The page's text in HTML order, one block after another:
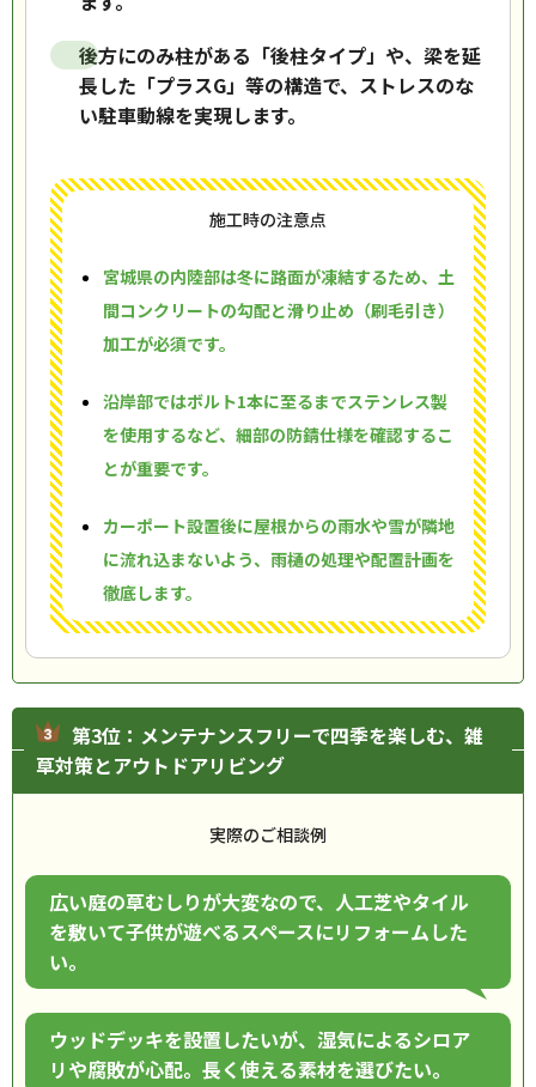
後方にのみ柱がある「後柱タイプ」や、梁を延
長した「プラスG」等の構造で、ストレスのな
い駐車動線を実現します。
施工時の注意点
宮城県の内陸部は冬に路面が凍結するため、土
間コンクリートの勾配と滑り止め（刷毛引き）
加工が必須です。
沿岸部ではボルト1本に至るまでステンレス製
を使用するなど、細部の防錆仕様を確認するこ
とが重要です。
カーポート設置後に屋根からの雨水や雪が隣地
に流れ込まないよう、雨樋の処理や配置計画を
徹底します。
第3位：メンテナンスフリーで四季を楽しむ、雑
草対策とアウトドアリビング
実際のご相談例
広い庭の草むしりが大変なので、人工芝やタイル
を敷いて子供が遊べるスペースにリフォームした
い。
ウッドデッキを設置したいが、湿気によるシロア
リや腐敗が心配。長く使える素材を選びたい。